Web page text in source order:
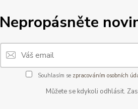
Nepropásněte
Souhlasím se zpracováním osobních
Můžete se kdykoli odhlásit.